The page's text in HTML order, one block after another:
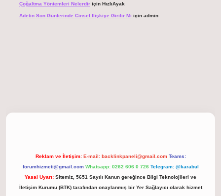
Çoğaltma Yöntemleri Nelerdiriçin HızlıAyak
Adetin Son Günlerinde Cinsel Ilişkiye Girilir Mi için admin
Reklam ve İletişim: E-mail: backlinkpaneli@gmail.com Teams:
forumhizmeti@gmail.com Whatsapp: 0262 606 0 726 Telegram: @karabul
Yasal Uyarı: Sitemiz, 5651 Sayılı Kanun gereğince Bilgi Teknolojileri ve
İletişim Kurumu (BTK) tarafından onaylanmış bir Yer Sağlayıcı olarak hizmet